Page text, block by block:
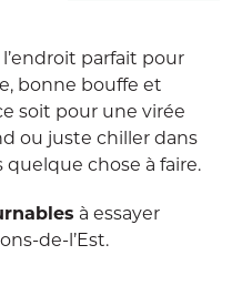
l’endroit parfait pour
bonne bouffe et
soit pour une virée
ou juste chiller dans
quelque chose à faire.
à essayer
de-l’Est.